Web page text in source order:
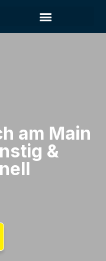
am Main​
&